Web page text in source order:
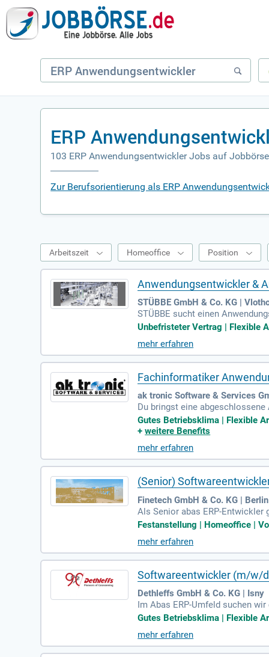
ERP
103 ERP Anwendungsentwickler Jobs auf
Zur Berufsorientierung als ERP
Arbeitszeit Homeoffice Position
Anwendungsentwickler &
STÜBBE GmbH & Co. KG |
STÜBBE sucht einen
rammierung und
usbildung als Fachinformatiker
Kommunikation sind Ihnen
ungsmöglichkeiten,
Unbefristeter Vertrag | Flexible
mehr erfahren
Fachinformatiker
ak tronic Software & Services
Du bringst eine
ndierte Erfahrung in der
sind essenziell. Von Vorteil sind
Arbeitszeiten und freuen uns
Gutes Betriebsklima | Flexible
+weitere Benefits
mehr erfahren
(Senior)
Finetech GmbH & Co. KG | Berlin
Als Senior abas ERP-Entwickler
nd Anpassung unseres abas
nforderungen aus den
se und Behebung von Fehlern
atik ist Voraussetzung.
Festanstellung | Homeoffice |
mehr erfahren
Softwareentwickler (m/w/
Dethleffs GmbH & Co. KG | Isny
Im Abas ERP-Umfeld suchen
Hauptaufgabe umfasst die
Zudem unterstützen Sie den
derlich, während sehr gute MS
starke
Gutes Betriebsklima | Flexible
mehr erfahren